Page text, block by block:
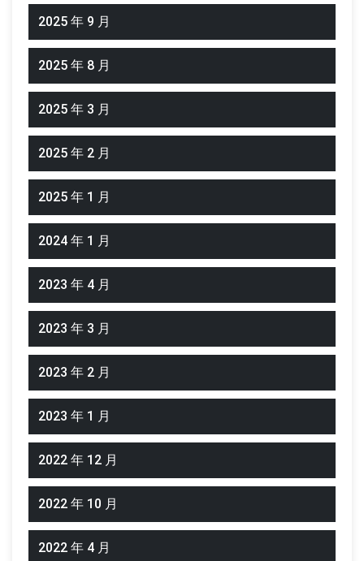
2025 年 9 月
2025 年 8 月
2025 年 3 月
2025 年 2 月
2025 年 1 月
2024 年 1 月
2023 年 4 月
2023 年 3 月
2023 年 2 月
2023 年 1 月
2022 年 12 月
2022 年 10 月
2022 年 4 月